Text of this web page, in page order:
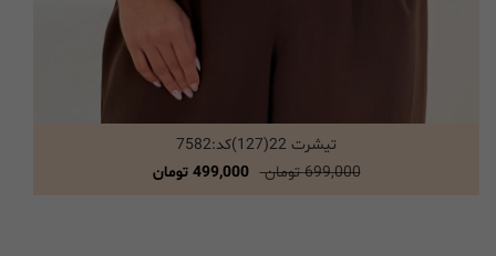
انتخاب گزینه هاتیشرت 22(127)کد:7582
699,000 تومان
499,000 تومان